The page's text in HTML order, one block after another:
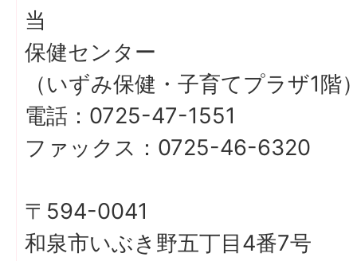
当
保健センター
（いずみ保健・子育てプラザ1階
電話：0725-47-1551
ファックス：0725-46-6320
〒594-0041
和泉市いぶき野五丁目4番7号